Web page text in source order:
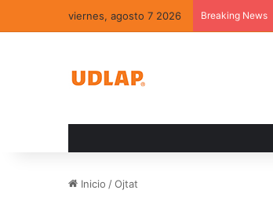
viernes, agosto 7 2026 Breaking News
Inicio /Ojtat